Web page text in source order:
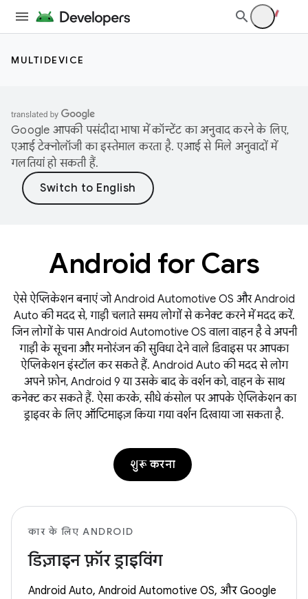
MULTIDEVICE
Google आपकी पसंदीदा भाषा में कॉन्टेंट का अनुवाद करने के लिए,
एआई टेक्नोलॉजी का इस्तेमाल करता है. एआई से मिले अनुवादों में
गलतियां हो सकती हैं.
Android for Cars
ऐसे ऐप्लिकेशन बनाएं जो Android Automotive OS और Android
Auto की मदद से, गाड़ी चलाते समय लोगों से कनेक्ट करने में मदद करें.
जिन लोगों के पास Android Automotive OS वाला वाहन है वे अपनी
गाड़ी के सूचना और मनोरंजन की सुविधा देने वाले डिवाइस पर आपका
ऐप्लिकेशन इंस्टॉल कर सकते हैं. Android Auto की मदद से लोग
अपने फ़ोन, Android 9 या उसके बाद के वर्शन को, वाहन के साथ
कनेक्ट कर सकते हैं. ऐसा करके, सीधे कंसोल पर आपके ऐप्लिकेशन का
ड्राइवर के लिए ऑप्टिमाइज़ किया गया वर्शन दिखाया जा सकता है.
शुरू करना
कार के लिए ANDROID
डिज़ाइन फ़ॉर ड्राइविंग
Android Auto, Android Automotive OS, और Google